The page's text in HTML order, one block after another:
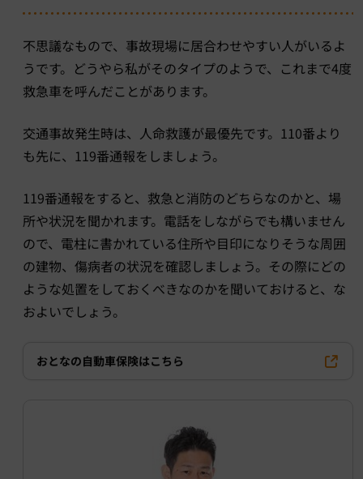
不思議なもので、事故現場に居合わせやすい人がいるよ
うです。どうやら私がそのタイプのようで、これまで4度
救急車を呼んだことがあります。
交通事故発生時は、人命救護が最優先です。110番より
も先に、119番通報をしましょう。
119番通報をすると、救急と消防のどちらなのかと、場
所や状況を聞かれます。電話をしながらでも構いません
ので、電柱に書かれている住所や目印になりそうな周囲
の建物、傷病者の状況を確認しましょう。その際にどの
ような処置をしておくべきなのかを聞いておけると、な
およいでしょう。
おとなの自動車保険はこちら